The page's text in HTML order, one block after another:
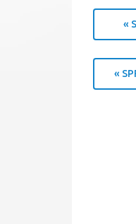
«
«